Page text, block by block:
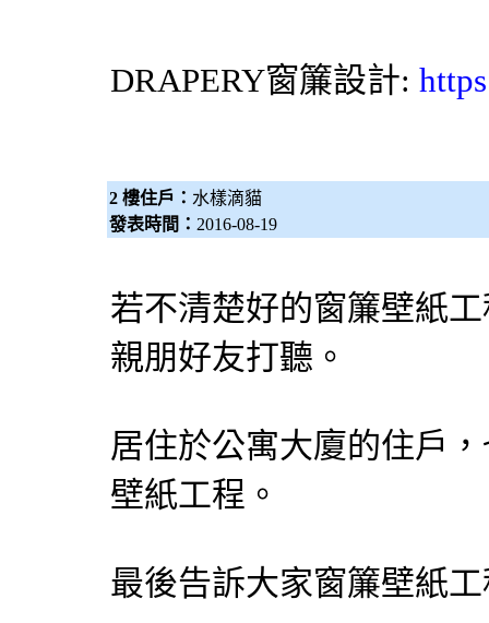
DRAPERY窗簾設計:
2 樓住戶： 水樣滴貓
發表時間： 2016-08-19
若不清楚好的窗簾壁紙
親朋好友打聽。
居住於公寓大廈的住戶
壁紙工程。
最後告訴大家窗簾壁紙